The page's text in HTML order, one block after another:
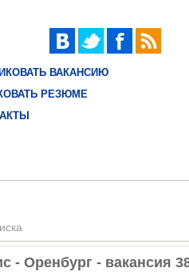
ВАКАНСИЮ
РЕЗЮМЕ
- Оренбург - вакансия